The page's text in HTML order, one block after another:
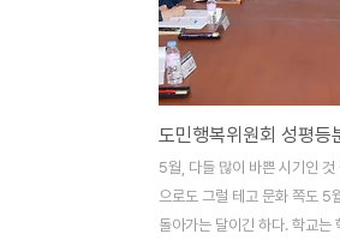
팀 대부분 적어도 2개월 이상
지 싶은 실력들이었다. 인상적
개 공유한다. 승해경 경남다문
터장이 김경수 지사와 김지수
장을 행사장으로 안내하고 있다
일본 기수가 들어서고 있다. 우
나 씨가 기를 흔들며 등장하고
에 유일하게 아는 사람. ..
5월, 다들 많이 바쁜 시기인 것
으로도 그럴 테고 문화 쪽도 5
돌아가는 달이긴 하다. 학교는